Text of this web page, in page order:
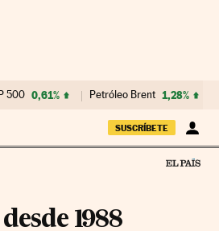
500 0,61% Petróleo Brent 1,28%
SUSCRÍBETE
1988